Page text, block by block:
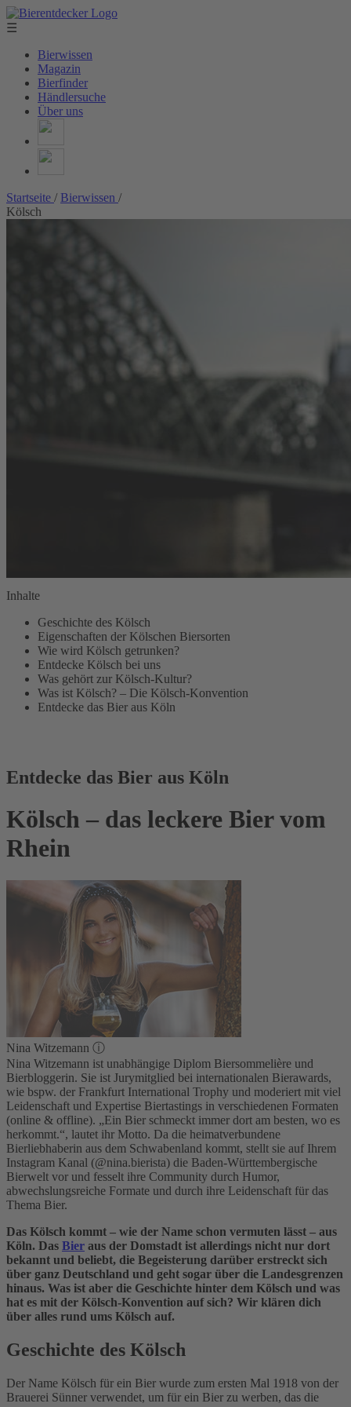
☰
Bierwissen
Magazin
Bierfinder
Händlersuche
Über uns
Startseite / Bierwissen /
Kölsch
Inhalte
Geschichte des Kölsch
Eigenschaften der Kölschen Biersorten
Wie wird Kölsch getrunken?
Entdecke Kölsch bei uns
Was gehört zur Kölsch-Kultur?
Was ist Kölsch? – Die Kölsch-Konvention
Entdecke das Bier aus Köln
Entdecke das Bier aus Köln
Kölsch – das leckere Bier vom
Rhein
Nina Witzemann ⓘ
Nina Witzemann ist unabhängige Diplom Biersommelière und
Bierbloggerin. Sie ist Jurymitglied bei internationalen Bierawards,
wie bspw. der Frankfurt International Trophy und moderiert mit viel
Leidenschaft und Expertise Biertastings in verschiedenen Formaten
(online & offline). „Ein Bier schmeckt immer dort am besten, wo es
herkommt.“, lautet ihr Motto. Da die heimatverbundene
Bierliebhaberin aus dem Schwabenland kommt, stellt sie auf Ihrem
Instagram Kanal (@nina.bierista) die Baden-Württembergische
Bierwelt vor und fesselt ihre Community durch Humor,
abwechslungsreiche Formate und durch ihre Leidenschaft für das
Thema Bier.
Das Kölsch kommt – wie der Name schon vermuten lässt – aus
Köln. Das Bier aus der Domstadt ist allerdings nicht nur dort
bekannt und beliebt, die Begeisterung darüber erstreckt sich
über ganz Deutschland und geht sogar über die Landesgrenzen
hinaus. Was ist aber die Geschichte hinter dem Kölsch und was
hat es mit der Kölsch-Konvention auf sich? Wir klären dich
über alles rund ums Kölsch auf.
Geschichte des Kölsch
Der Name Kölsch für ein Bier wurde zum ersten Mal 1918 von der
Brauerei Sünner verwendet, um für ein Bier zu werben, das die